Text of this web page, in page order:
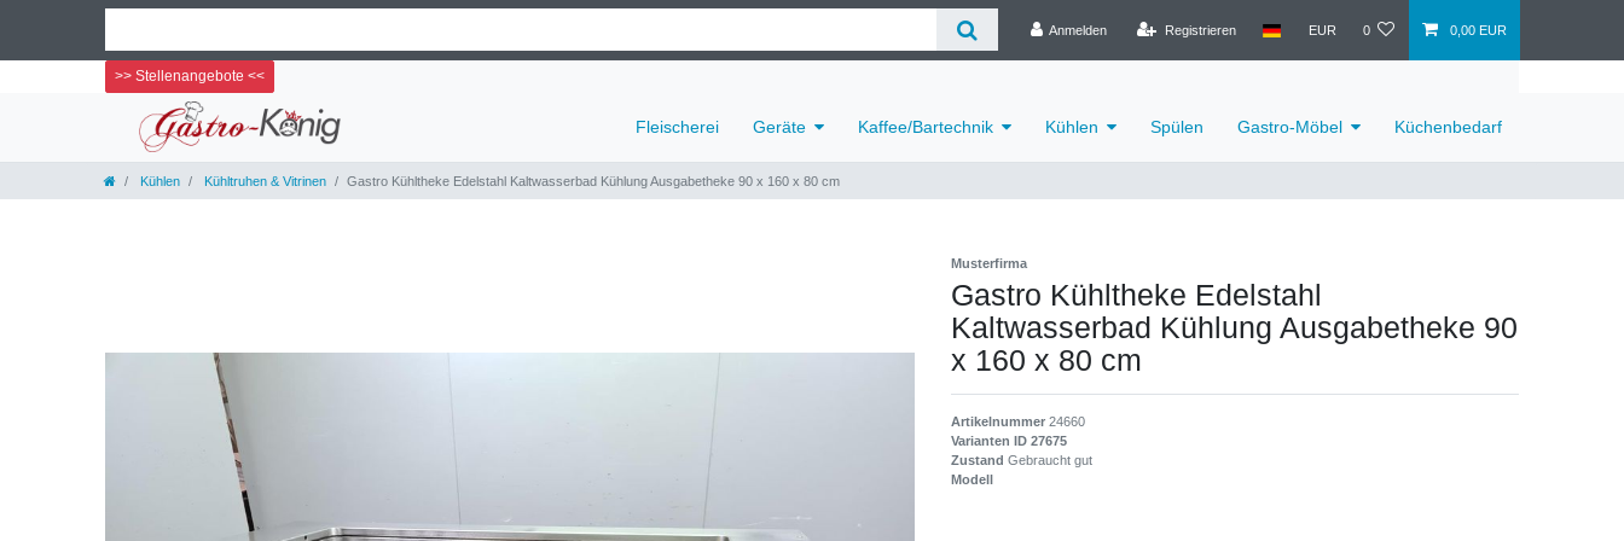
Anmelden Registrieren EUR 0 0,00 EUR
>> Stellenangebote <<
Fleischerei Geräte Kaffee/Bartechnik Kühlen Spülen Gastro-Möbel Küchenbedarf
Kühlen Kühltruhen & Vitrinen Gastro Kühltheke Edelstahl Kaltwasserbad Kühlung Ausgabetheke 90 x 160 x 80 cm
Musterfirma
Gastro Kühltheke Edelstahl
Kaltwasserbad Kühlung Ausgabetheke 90
x 160 x 80 cm
Artikelnummer 24660
Varianten ID 27675
Zustand Gebraucht gut
Modell